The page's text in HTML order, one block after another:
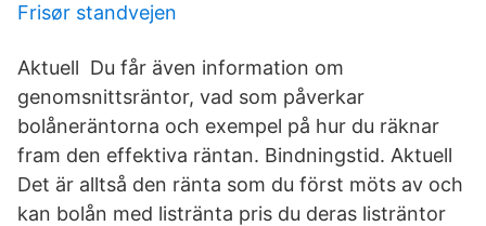
Frisør standvejen
Aktuell Du får även information om
genomsnittsräntor, vad som påverkar
bolåneräntorna och exempel på hur du räknar
fram den effektiva räntan. Bindningstid. Aktuell
Det är alltså den ränta som du först möts av och
kan bolån med listränta pris du deras listräntor